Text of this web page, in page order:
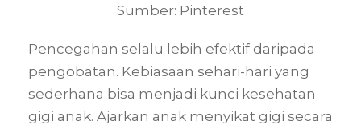
Sumber: Pinterest
Pencegahan selalu lebih efektif daripada
pengobatan. Kebiasaan sehari-hari yang
sederhana bisa menjadi kunci kesehatan
gigi anak. Ajarkan anak menyikat gigi secara